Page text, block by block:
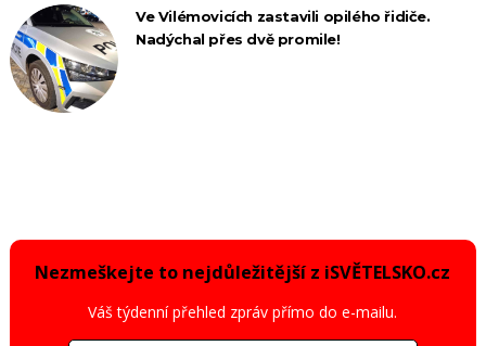
Ve Vilémovicích zastavili opilého řidiče.
Nadýchal přes dvě promile!
Nezmeškejte to nejdůležitější z iSVĚTELSKO.cz
Váš týdenní přehled zpráv přímo do e-mailu.